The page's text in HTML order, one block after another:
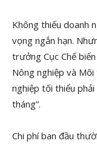
Không thiếu doanh
vọng ngắn hạn.
trưởng Cục Chế
Nông nghiệp và
nghiệp tối thiểu
tháng”.
Chi phí ban đầu